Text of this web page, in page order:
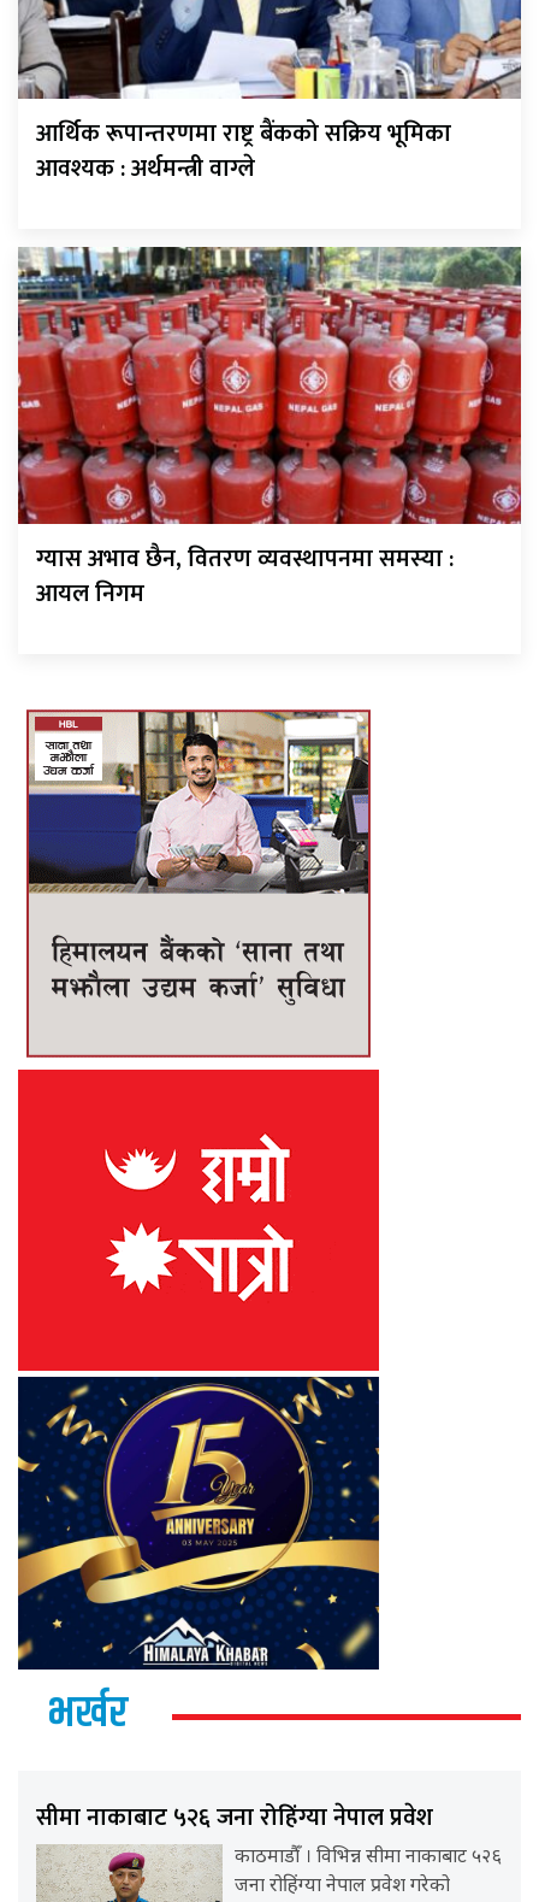
आर्थिक रूपान्तरणमा राष्ट्र बैंकको सक्रिय भूमिका
आवश्यक : अर्थमन्त्री वाग्ले
ग्यास अभाव छैन, वितरण व्यवस्थापनमा समस्या :
आयल निगम
भर्खर
सीमा नाकाबाट ५२६ जना रोहिंग्या नेपाल प्रवेश
काठमाडौँ । विभिन्न सीमा नाकाबाट ५२६
जना रोहिंग्या नेपाल प्रवेश गरेको